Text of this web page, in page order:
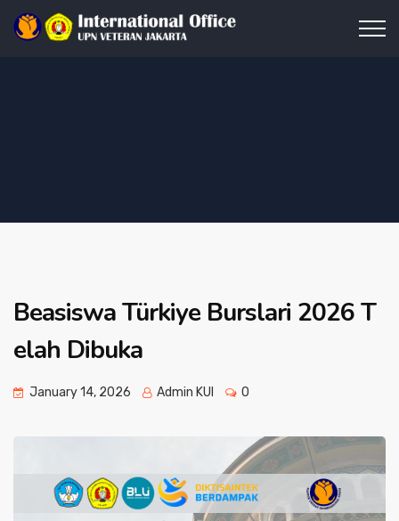
Beasiswa Türkiye Burslari 2026 T
elah Dibuka
January 14, 2026 Admin KUI 0